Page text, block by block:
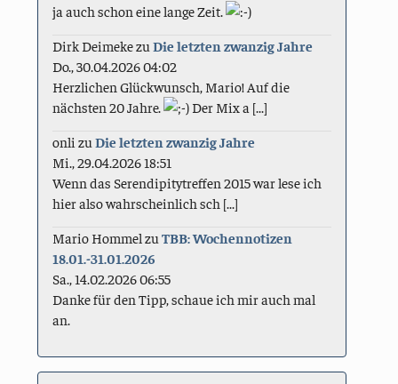
ja auch schon eine lange Zeit.
Dirk DeimekezuDie letzten zwanzig Jahre
Do., 30.04.2026 04:02
Herzlichen Glückwunsch, Mario! Auf die
nächsten 20 Jahre.
Der Mix a [...]
onli zuDie letzten zwanzig Jahre
Mi., 29.04.2026 18:51
Wenn das Serendipitytreffen 2015 war lese ich
hier also wahrscheinlich sch [...]
Mario Hommel zuTBB: Wochennotizen
18.01.-31.01.2026
Sa., 14.02.2026 06:55
Danke für den Tipp, schaue ich mir auch mal
an.